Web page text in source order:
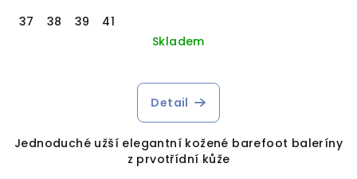
37
38 39
41
Skladem
Detail
Jednoduché užší elegantní kožené barefoot baleríny
z prvotřídní kůže